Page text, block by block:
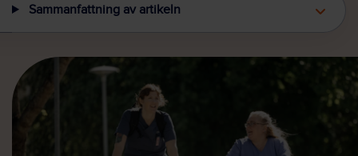
Sammanfattning av artikeln